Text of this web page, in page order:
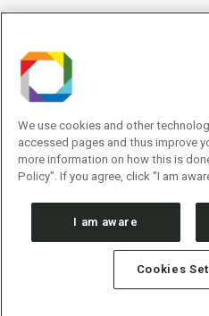
Declaração de consentimento
Concordo com os termos de
Privacidade/I agree to the terms
Policy.
We use cookies and other
accessed pages and thus improve
more information on how this is
Policy". If you agree, click "I am
I am aware
Cookies